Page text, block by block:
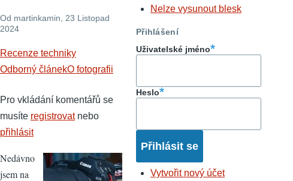
Od martinkamin , 23 Listopad
2024
Recenze techniky
Odborný článekO fotografii
Pro vkládání komentářů se
musíte registrovatnebo
přihlásit
Nedávno
jsem na
Nelze vysunout blesk
Přihlášení
Uživatelské jméno
Heslo
Vytvořit nový účet